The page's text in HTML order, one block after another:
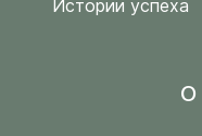
Истории успеха